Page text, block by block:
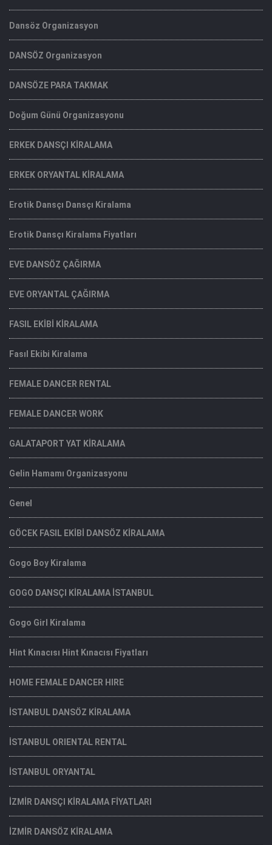
Dansöz Organizasyon
DANSÖZ Organizasyon
DANSÖZE PARA TAKMAK
Doğum Günü Organizasyonu
ERKEK DANSÇI KİRALAMA
ERKEK ORYANTAL KİRALAMA
Erotik Dansçı Dansçı Kiralama
Erotik Dansçı Kiralama Fiyatları
EVE DANSÖZ ÇAĞIRMA
EVE ORYANTAL ÇAĞIRMA
FASIL EKİBİ KİRALAMA
Fasıl Ekibi Kiralama
FEMALE DANCER RENTAL
FEMALE DANCER WORK
GALATAPORT YAT KİRALAMA
Gelin Hamamı Organizasyonu
Genel
GÖCEK FASIL EKİBİ DANSÖZ KİRALAMA
Gogo Boy Kiralama
GOGO DANSÇI KİRALAMA İSTANBUL
Gogo Girl Kiralama
Hint Kınacısı Hint Kınacısı Fiyatları
HOME FEMALE DANCER HIRE
İSTANBUL DANSÖZ KİRALAMA
İSTANBUL ORIENTAL RENTAL
İSTANBUL ORYANTAL
İZMİR DANSÇI KİRALAMA FİYATLARI
İZMİR DANSÖZ KİRALAMA